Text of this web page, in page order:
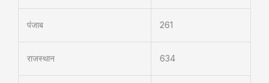
पंजाब 261
राजस्थान 634